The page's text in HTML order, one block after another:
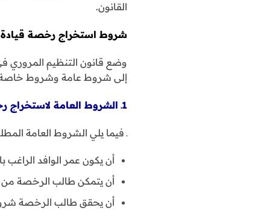
القانون.
شروط استخراج رخصة قيادة
وضع قانون التنظيم المروري
إلى شروط عامة وشروط
1ـ الشروط العامة لاستخراج رخصة قيادة دراجة نارية للوافدين في الكويت :ـ
ـ فيما يلي الشروط العامة
أن يكون عمر الوافد الراغب باستخراج رخصة
أن يتمكن طالب الرخصة من
أن يحقق طالب الرخصة